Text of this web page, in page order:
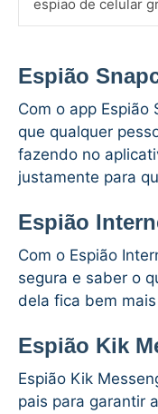
Espião
Com o app Espião
que qualquer
fazendo no
justamente para
Espião
Com o Espião
segura e saber o
dela fica bem
Espião Kik
Espião Kik
pais para garantir